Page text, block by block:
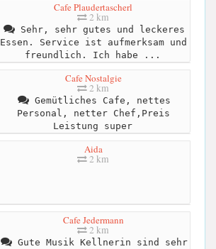
Cafe Plaudertascherl
2 km
Sehr, sehr gutes und leckeres
Essen. Service ist aufmerksam und
freundlich. Ich habe ...
Cafe Nostalgie
2 km
Gemütliches Cafe, nettes
Personal, netter Chef,Preis
Leistung super
Aida
2 km
Cafe Jedermann
2 km
Gute Musik Kellnerin sind sehr